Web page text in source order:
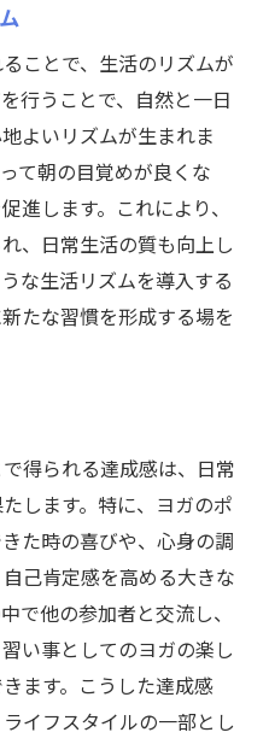
ことで、生活のリズムが
行うことで、自然と一日
よいリズムが生まれま
て朝の目覚めが良くな
進します。これにより、
、日常生活の質も向上し
な生活リズムを導入する
たな習慣を形成する場を
得られる達成感は、日常
します。特に、ヨガのポ
た時の喜びや、心身の調
己肯定感を高める大きな
で他の参加者と交流し、
い事としてのヨガの楽し
ます。こうした達成感
イフスタイルの一部とし